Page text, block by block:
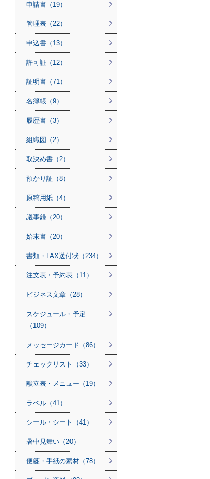
申請書（19）
管理表（22）
申込書（13）
許可証（12）
証明書（71）
名簿帳（9）
履歴書（3）
組織図（2）
取決め書（2）
預かり証（8）
原稿用紙（4）
議事録（20）
始末書（20）
書類・FAX送付状（234）
注文表・予約表（11）
ビジネス文章（28）
スケジュール・予定
（109）
メッセージカード（86）
チェックリスト（33）
献立表・メニュー（19）
ラベル（41）
シール・シート（41）
暑中見舞い（20）
便箋・手紙の素材（78）